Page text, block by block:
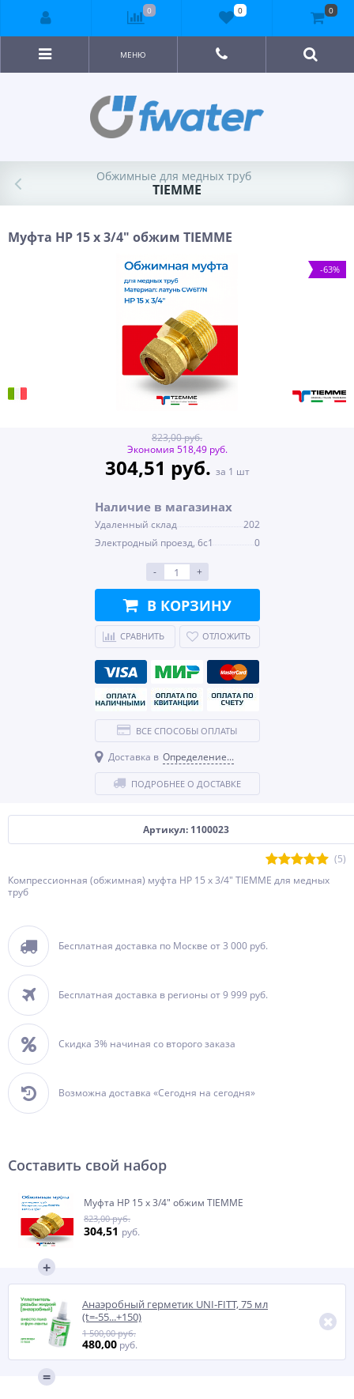
МЕНЮ
Обжимные для медных труб
TIEMME
Муфта НР 15 x 3/4" обжим TIEMME
-63%
Артикул: 1100023
(5)
Компрессионная (обжимная) муфта НР 15 x 3/4" TIEMME для медных
труб
Бесплатная доставка по Москве от 3 000 руб.
Бесплатная доставка в регионы от 9 999 руб.
Скидка 3% начиная со второго заказа
Возможна доставка «Сегодня на сегодня»
823,00 руб.
Экономия 518,49 руб.
304,51 руб. за 1 шт
Наличие в магазинах
Удаленный склад
202
Электродный проезд, 6с1
0
- +
В КОРЗИНУ
СРАВНИТЬ ОТЛОЖИТЬ
ВСЕ СПОСОБЫ ОПЛАТЫ
Доставка в Определение...
ПОДРОБНЕЕ О ДОСТАВКЕ
Составить свой набор
Муфта НР 15 x 3/4" обжим TIEMME
823,00 руб.
304,51 руб.
Анаэробный герметик UNI-FITT, 75 мл
(t=-55...+150)
480,00 руб.
1 500,00 руб.
0 0 0